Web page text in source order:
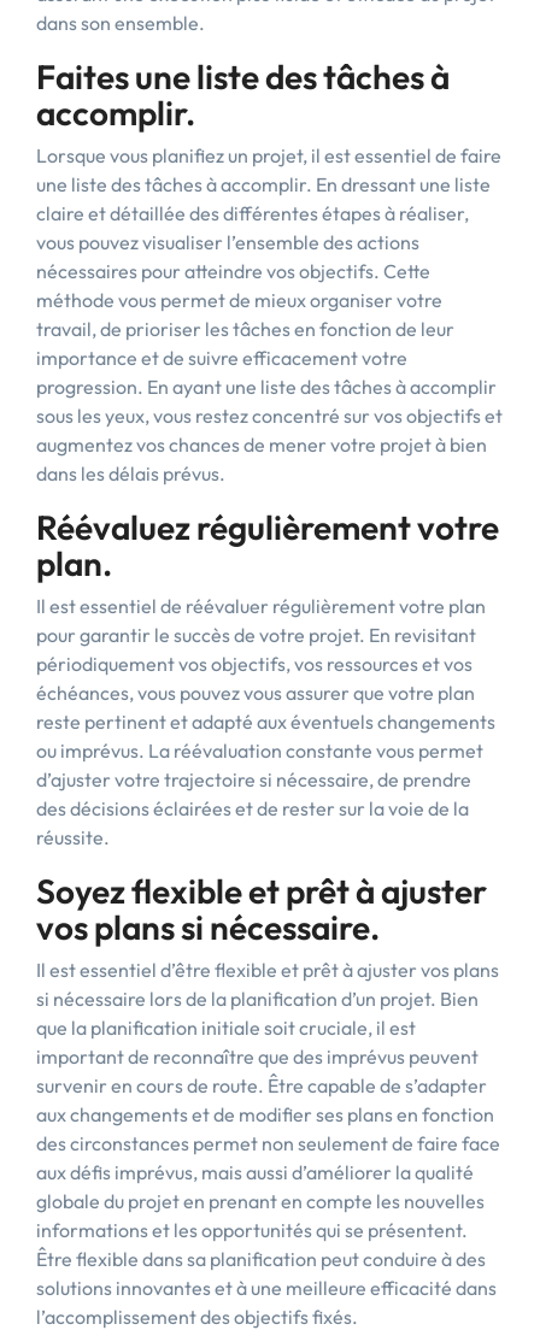
dans son ensemble.
Faites une liste des tâches à
accomplir.
Lorsque vous planifiez un projet, il est essentiel de faire
une liste des tâches à accomplir. En dressant une liste
claire et détaillée des différentes étapes à réaliser,
vous pouvez visualiser l’ensemble des actions
nécessaires pour atteindre vos objectifs. Cette
méthode vous permet de mieux organiser votre
travail, de prioriser les tâches en fonction de leur
importance et de suivre efficacement votre
progression. En ayant une liste des tâches à accomplir
sous les yeux, vous restez concentré sur vos objectifs et
augmentez vos chances de mener votre projet à bien
dans les délais prévus.
Réévaluez régulièrement votre
plan.
Il est essentiel de réévaluer régulièrement votre plan
pour garantir le succès de votre projet. En revisitant
périodiquement vos objectifs, vos ressources et vos
échéances, vous pouvez vous assurer que votre plan
reste pertinent et adapté aux éventuels changements
ou imprévus. La réévaluation constante vous permet
d’ajuster votre trajectoire si nécessaire, de prendre
des décisions éclairées et de rester sur la voie de la
réussite.
Soyez flexible et prêt à ajuster
vos plans si nécessaire.
Il est essentiel d’être flexible et prêt à ajuster vos plans
si nécessaire lors de la planification d’un projet. Bien
que la planification initiale soit cruciale, il est
important de reconnaître que des imprévus peuvent
survenir en cours de route. Être capable de s’adapter
aux changements et de modifier ses plans en fonction
des circonstances permet non seulement de faire face
aux défis imprévus, mais aussi d’améliorer la qualité
globale du projet en prenant en compte les nouvelles
informations et les opportunités qui se présentent.
Être flexible dans sa planification peut conduire à des
solutions innovantes et à une meilleure efficacité dans
l’accomplissement des objectifs fixés.